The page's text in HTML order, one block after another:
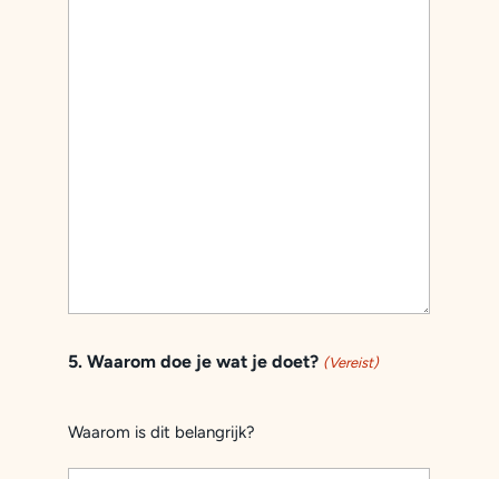
5. Waarom doe je wat je doet? (Vereist)
Waarom is dit belangrijk?